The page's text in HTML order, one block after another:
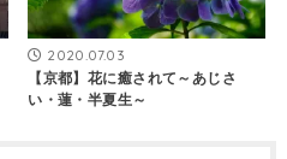
2020.07.03
【京都】花に癒されて～あじさ
い・蓮・半夏生～